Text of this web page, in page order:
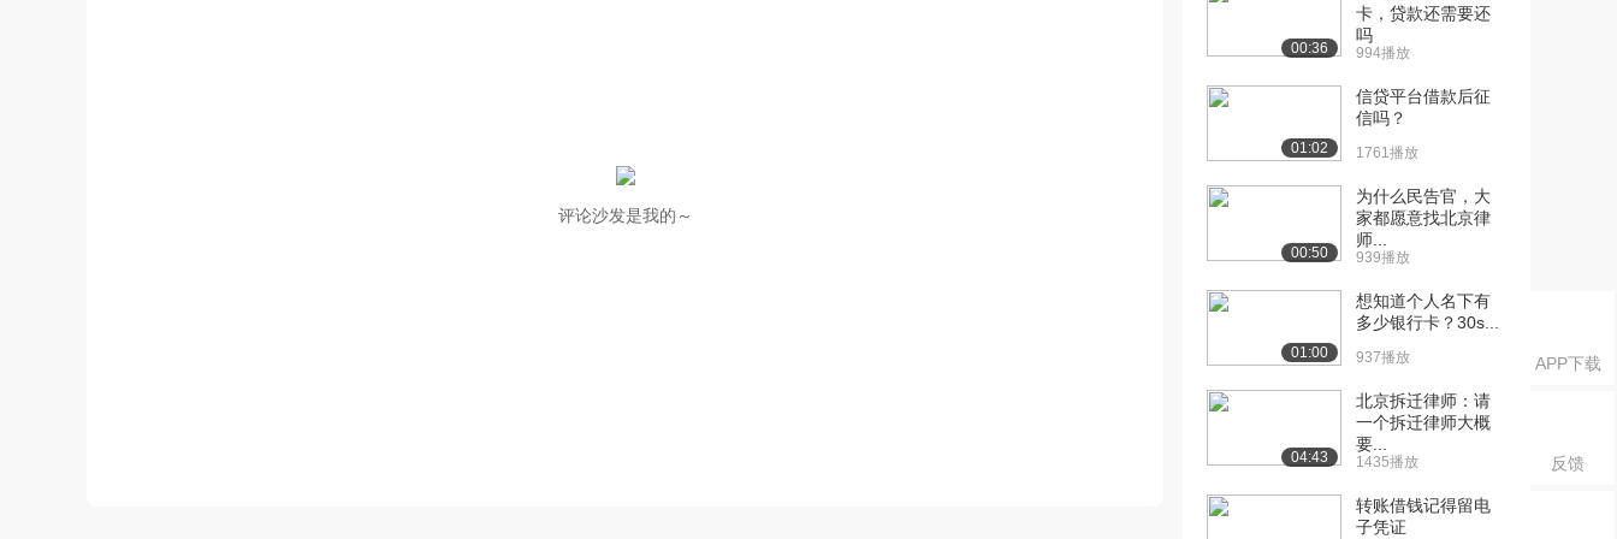
APP下载
反馈
评论沙发是我的～
00:36
卡，贷款还需要还
吗
994播放
01:02
信贷平台借款后征
信吗？
1761播放
00:50
为什么民告官，大
家都愿意找北京律
师...
939播放
01:00
想知道个人名下有
多少银行卡？30s...
937播放
04:43
北京拆迁律师：请
一个拆迁律师大概
要...
1435播放
转账借钱记得留电
子凭证